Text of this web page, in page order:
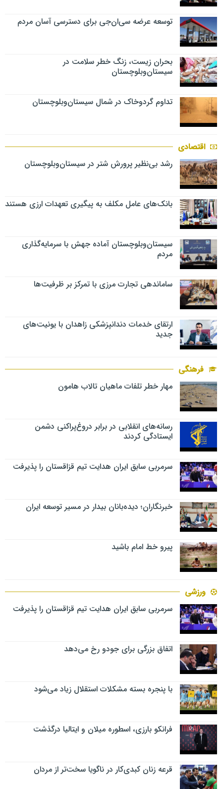
توسعه عرضه سی‌ان‌جی برای دسترسی آسان مردم
بحران زیست، زنگ خطر سلامت در
سیستان‌وبلوچستان
تداوم گردوخاک در شمال سیستان‌وبلوچستان
اقتصادی
رشد بی‌نظیر پرورش شتر در سیستان‌وبلوچستان
بانک‌های عامل مکلف به پیگیری تعهدات ارزی هستند
سیستان‌وبلوچستان آماده جهش با سرمایه‌گذاری
مردم
ساماندهی تجارت مرزی با تمرکز بر ظرفیت‌ها
ارتقای خدمات دندانپزشکی زاهدان با یونیت‌های
جدید
فرهنگی
مهار خطر تلفات ماهیان تالاب‌ هامون
رسانه‌های انقلابی در برابر دروغ‌پراکنی دشمن
ایستادگی کردند
سرمربی سابق ایران هدایت تیم قزاقستان را پذیرفت
خبرنگاران؛ دیده‌بانان بیدار در مسیر توسعه ایران
پیرو خط امام باشید
ورزشی
سرمربی سابق ایران هدایت تیم قزاقستان را پذیرفت
اتفاق بزرگی برای جودو رخ می‌دهد
با پنجره بسته مشکلات استقلال زیاد می‌شود
فرانکو بارزی، اسطوره میلان و ایتالیا درگذشت
قرعه زنان کبدی‌کار در ناگویا سخت‌تر از مردان